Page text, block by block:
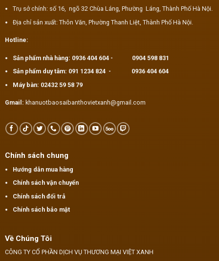
Trụ sở chính: số 16, ngõ 32 Chùa Láng, Phường Láng, Thành Phố Hà Nội.
Địa chỉ sản xuất: Thôn Văn, Phường Thanh Liệt, Thành Phố Hà Nội.
Hotline:
Sản phẩm nhà hàng: 0936 404 604- 0904 598 831
Sản phẩm duy tâm: 091 1234 824 -
0936 404 604
Máy bàn: 02432 59 58 79
Gmail: khanuotbaosaibanthovietxanh@gmail.com
Chính sách chung
Hướng dẫn mua hàng
Chính sách vận chuyển
Chính sách đổi trả
Chính sách bảo mật
Về Chúng Tôi
CÔNG TY CỔ PHẦN DỊCH VỤ THƯƠNG MẠI VIỆT XANH